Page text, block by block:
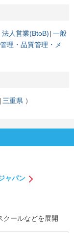
法人営業(BtoB) 一般
理・品質管理・メ
三重県
ャパン
クールなどを展開